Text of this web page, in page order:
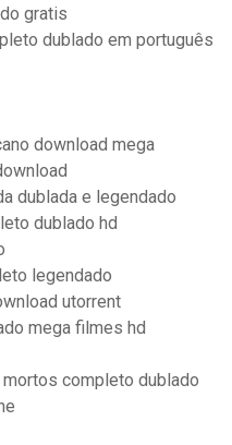
gratis
dublado em português
download mega
dublada e legendado
dublado hd
legendado
utorrent
mega filmes hd
completo dublado